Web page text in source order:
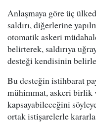
Anlaşmaya göre üç
saldırı, diğerlerine
otomatik askeri
belirterek, saldırıya
desteği kendisinin
Bu desteğin istihbarat
mühimmat, askeri birlik
kapsayabileceğini
ortak istişarelerle